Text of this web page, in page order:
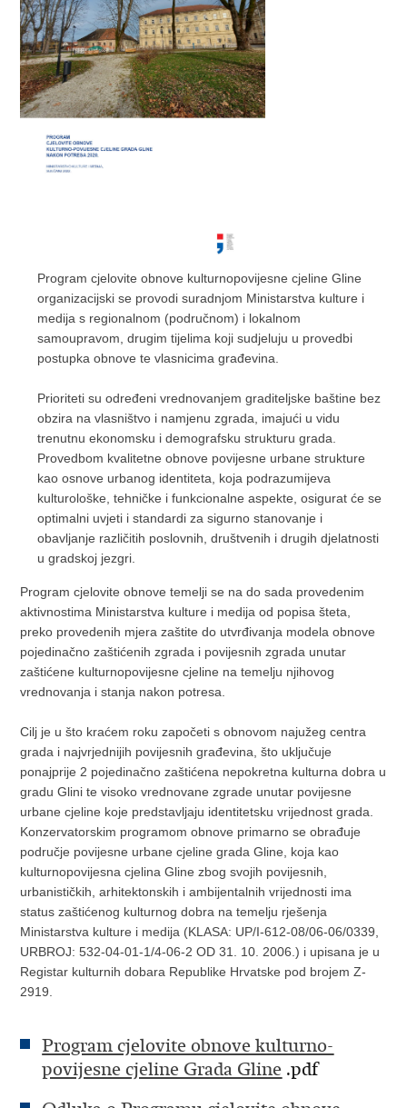
Program cjelovite obnove kulturnopovijesne cjeline Gline
organizacijski se provodi suradnjom Ministarstva kulture i
medija s regionalnom (područnom) i lokalnom
samoupravom, drugim tijelima koji sudjeluju u provedbi
postupka obnove te vlasnicima građevina.
Prioriteti su određeni vrednovanjem graditeljske baštine bez
obzira na vlasništvo i namjenu zgrada, imajući u vidu
trenutnu ekonomsku i demografsku strukturu grada.
Provedbom kvalitetne obnove povijesne urbane strukture
kao osnove urbanog identiteta, koja podrazumijeva
kulturološke, tehničke i funkcionalne aspekte, osigurat će se
optimalni uvjeti i standardi za sigurno stanovanje i
obavljanje različitih poslovnih, društvenih i drugih djelatnosti
u gradskoj jezgri.
Program cjelovite obnove temelji se na do sada provedenim
aktivnostima Ministarstva kulture i medija od popisa šteta,
preko provedenih mjera zaštite do utvrđivanja modela obnove
pojedinačno zaštićenih zgrada i povijesnih zgrada unutar
zaštićene kulturnopovijesne cjeline na temelju njihovog
vrednovanja i stanja nakon potresa.
Cilj je u što kraćem roku započeti s obnovom najužeg centra
grada i najvrjednijih povijesnih građevina, što uključuje
ponajprije 2 pojedinačno zaštićena nepokretna kulturna dobra u
gradu Glini te visoko vrednovane zgrade unutar povijesne
urbane cjeline koje predstavljaju identitetsku vrijednost grada.
Konzervatorskim programom obnove primarno se obrađuje
područje povijesne urbane cjeline grada Gline, koja kao
kulturnopovijesna cjelina Gline zbog svojih povijesnih,
urbanističkih, arhitektonskih i ambijentalnih vrijednosti ima
status zaštićenog kulturnog dobra na temelju rješenja
Ministarstva kulture i medija (KLASA: UP/I-612-08/06-06/0339,
URBROJ: 532-04-01-1/4-06-2 OD 31. 10. 2006.) i upisana je u
Registar kulturnih dobara Republike Hrvatske pod brojem Z-
2919.
Program cjelovite obnove kulturno-
povijesne cjeline Grada Gline .pdf